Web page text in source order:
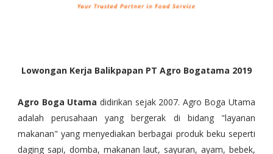
Lowongan Kerja Balikpapan PT Agro Bogatama 2019
Agro Boga Utama didirikan sejak 2007. Agro Boga Utama
adalah perusahaan yang bergerak di bidang "layanan
makanan" yang menyediakan berbagai produk beku seperti
daging sapi, domba, makanan laut, sayuran, ayam, bebek,